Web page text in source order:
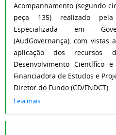
Acompanhamento (segundo
peça 135) realizado
Especializada em
(AudGovernança), com vistas
aplicação dos recursos
Desenvolvimento Científico e
Financiadora de Estudos e
Diretor do Fundo (CD/FNDCT)
Leia mais